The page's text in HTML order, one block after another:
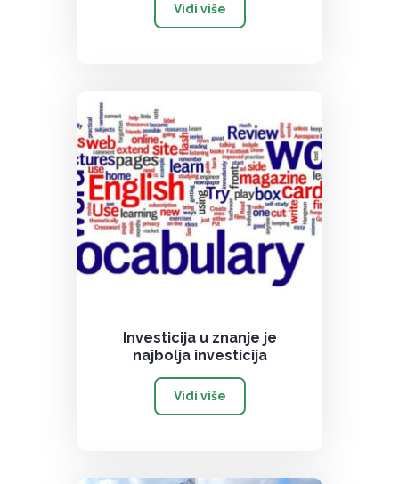
Vidi više
Investicija u znanje je
najbolja investicija
Vidi više